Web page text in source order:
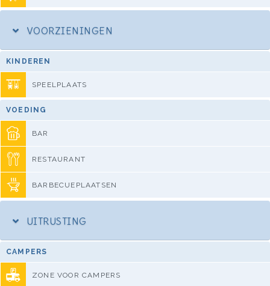
VOORZIENINGEN
KINDEREN
SPEELPLAATS
VOEDING
BAR
RESTAURANT
BARBECUEPLAATSEN
UITRUSTING
CAMPERS
ZONE VOOR CAMPERS